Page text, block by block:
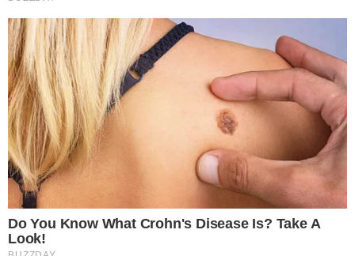
ขอขอบคุณที่มา Postsod